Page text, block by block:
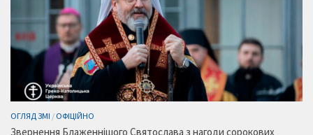
ОГЛЯД ЗМІ / ОФІЦІЙНО
Звернення Блаженнішого Святослава з нагоди сорокових